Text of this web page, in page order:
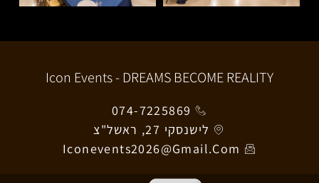
Icon Events - DREAMS BECOME REALITY
074-7225869
לישנסקי 27, ראשל"צ
Iconevents2026@gmail.com